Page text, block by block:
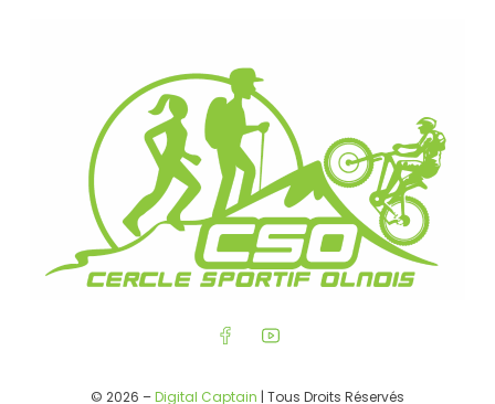
© 2026 –Digital Captain | Tous Droits Réservés